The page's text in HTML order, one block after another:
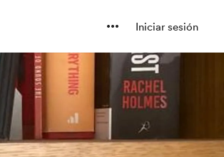
Iniciar sesión